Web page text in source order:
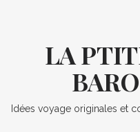
LA
Idées voyage originales et